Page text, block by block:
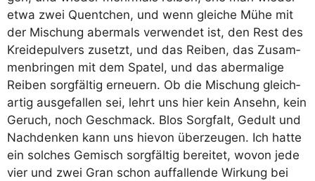
etwa zwei Quent­chen, und wenn glei­che Mühe mit
der Mischung aber­mals ver­wen­det ist, den Rest des
Krei­de­pul­vers zusetzt, und das Rei­ben, das Zusam­
men­brin­gen mit dem Spa­tel, und das aber­ma­li­ge
Rei­ben sorg­fäl­tig erneu­ern. Ob die Mischung gleich­
ar­tig aus­ge­fal­len sei, lehrt uns hier kein Ansehn, kein
Geruch, noch Geschmack. Blos Sorg­falt, Gedult und
Nach­den­ken kann uns hie­von über­zeu­gen. Ich hat­te
ein sol­ches Gemisch sorg­fäl­tig berei­tet, wovon jede
vier und zwei Gran schon auf­fal­len­de Wir­kung bei